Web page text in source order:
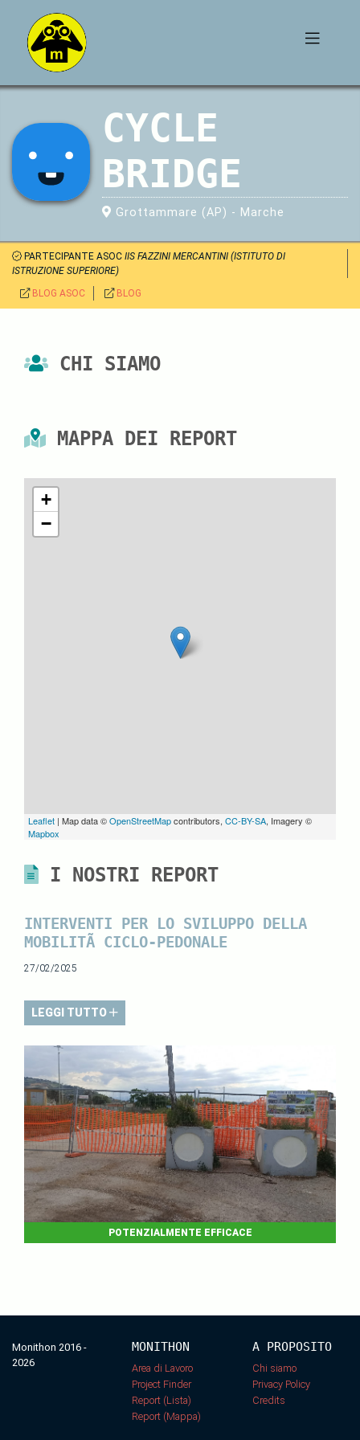
CYCLE
BRIDGE
Grottammare (AP) - Marche
PARTECIPANTE ASOC IIS FAZZINI MERCANTINI (ISTITUTO DI
ISTRUZIONE SUPERIORE)
BLOG ASOC
BLOG
CHI SIAMO
MAPPA DEI REPORT
+
−
Leaflet | Map data ©OpenStreetMapcontributors, CC-BY-SA, Imagery ©
Mapbox
I NOSTRI REPORT
INTERVENTI PER LO SVILUPPO DELLA
MOBILITÃ CICLO-PEDONALE
27/02/2025
LEGGI TUTTO
POTENZIALMENTE EFFICACE
Monithon 2016 -
2026
MONITHON
Area di Lavoro
Project Finder
Report (Lista)
Report (Mappa)
A PROPOSITO
Chi siamo
Privacy Policy
Credits